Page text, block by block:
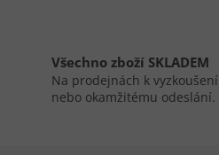
Všechno zboží SKLADEM
Na prodejnách k vyzkoušení
nebo okamžitému odeslání.